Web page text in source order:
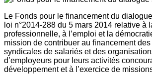
Le Fonds pour le financement du
loi n°2014-288 du 5 mars 2014 relative à
professionnelle, à l’emploi et la
mission de contribuer au financement
syndicales de salariés et des
d’employeurs pour leurs activités
développement et à l’exercice de